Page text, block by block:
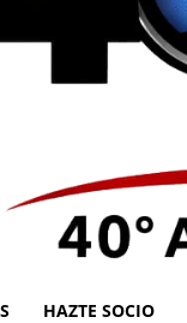
HAZTE SOCIO